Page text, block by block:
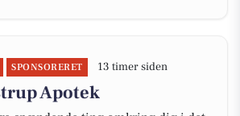
SPONSORERET 13 timer siden
Apotek